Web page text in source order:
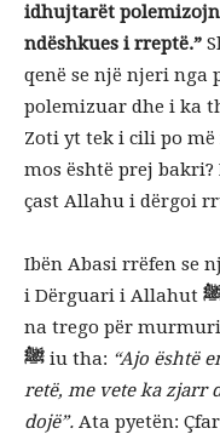
idhujtarët
ndëshkues i rreptë.”
qenë se një njeri nga
polemizuar dhe i ka
Zoti yt tek i cili po
mos është prej bakri?
çast Allahu i dërgoi
Ibën Abasi rrëfen se
i Dërguari i Allahut
na trego për
ﷺ iu tha: “Ajo është
retë, me vete ka zjarr
dojë”. Ata pyetën: